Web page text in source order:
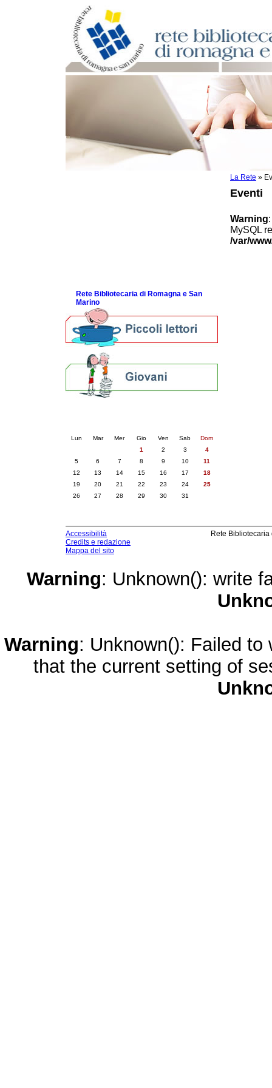
La Rete »
Eventi
Warning
MySQL
/var/
Rete Bibliotecaria di Romagna e San
Marino
Lun Mar Mer Gio Ven Sab
Dom
1
2 3
4
5
6 7 8 9 10
11
12
13 14 15 16 17
18
19
20 21 22 23 24
25
26
27 28 29 30 31
Accessibilità
Credits e redazione
Mappa del sito
Rete
Warning: Unknown(): write
Warning: Unknown(): Failed
that the current setting of